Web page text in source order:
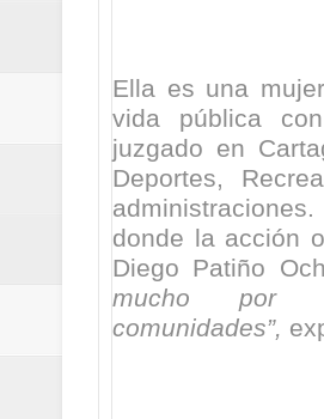
Ella es una
vida pública
juzgado en
Deportes,
donde la acción
Diego Patiño
mucho por
comunidades”,